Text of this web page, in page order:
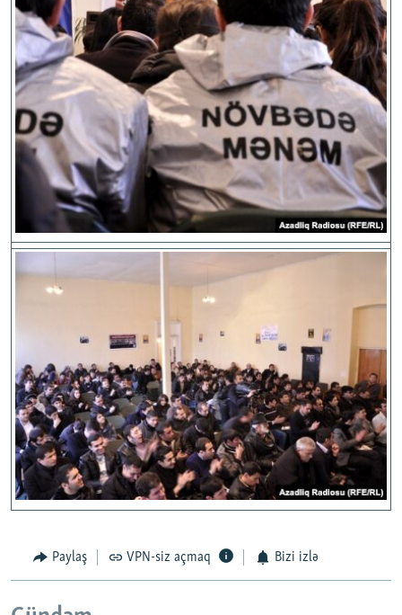
Paylaş VPN-siz açmaq Bizi izlə